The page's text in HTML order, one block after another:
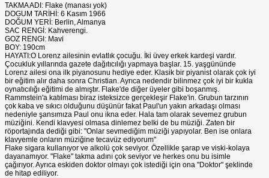
TAKMA ADI: Flake (manası yok)
DOGUM TARİHİ: 6 Kasım 1966
DOĞUM YERİ: Berlin, Almanya
SAC RENGİ: Kahverengi.
GOZ RENGI: Mavi
BOY: 190cm
HAYATI:O Lorenz ailesinin evlatlık çocuğu. İki üvey erkek kardeşi vardır.
Çocukluk yıllarında gazete dağıtıcılığı yapmaya başlar. 15. yaşgününde
Lorenz ailesi ona ilk piyanosunu hediye eder. Klasik bir piyanist olarak çok iyi
bir eğitim alır daha sonra Christian. Ayrıca nedendir bilinmez çok iyi bir kukla
oynatıcılığı eğitimi de almıştır. Flake'de diğer üyeler gibi boşanmış.
Rammstein'a katılması biraz isteksizce gerçekleşir Flake'in. Grubun tarzının
çok kaba ve sıkıcı olduğunu düşünür fakat Paul'un yakın arkadaşı olması
nedeniyle şansımıza Paul onu ikna eder. Hala tam olarak sevemez grubun
müziğini. Kendi klavyesi olmasa dinlemez belki de bu müziği. Zaten bir
röportajında dediği gibi: "Onlar sevmediğim müziği yapıyolar. Ben ise onlara
klavyemle onların müziğine tecavüz ediyorum"
Flake sigara kullanıyor ve alkolü çok seviyor. Özellikle şarap ve viski-kolaya
dayanamıyor. "Flake" takma adını çok seviyor ve herkes onu bu isimle
çağırıyor. Ayrıca eskiden doktor olmayı çok istediği için ona "Doktor" şeklinde
de hitap ediliyor.